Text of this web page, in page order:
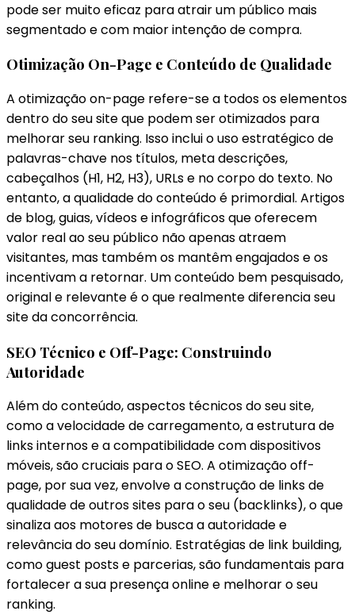
pode ser muito eficaz para atrair um público mais
segmentado e com maior intenção de compra.
Otimização On-Page e Conteúdo de Qualidade
A otimização on-page refere-se a todos os elementos
dentro do seu site que podem ser otimizados para
melhorar seu ranking. Isso inclui o uso estratégico de
palavras-chave nos títulos, meta descrições,
cabeçalhos (H1, H2, H3), URLs e no corpo do texto. No
entanto, a qualidade do conteúdo é primordial. Artigos
de blog, guias, vídeos e infográficos que oferecem
valor real ao seu público não apenas atraem
visitantes, mas também os mantêm engajados e os
incentivam a retornar. Um conteúdo bem pesquisado,
original e relevante é o que realmente diferencia seu
site da concorrência.
SEO Técnico e Off-Page: Construindo
Autoridade
Além do conteúdo, aspectos técnicos do seu site,
como a velocidade de carregamento, a estrutura de
links internos e a compatibilidade com dispositivos
móveis, são cruciais para o SEO. A otimização off-
page, por sua vez, envolve a construção de links de
qualidade de outros sites para o seu (backlinks), o que
sinaliza aos motores de busca a autoridade e
relevância do seu domínio. Estratégias de link building,
como guest posts e parcerias, são fundamentais para
fortalecer a sua presença online e melhorar o seu
ranking.